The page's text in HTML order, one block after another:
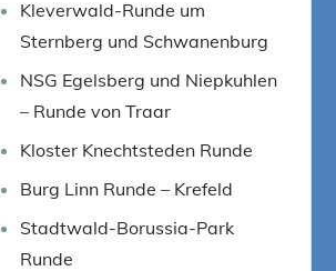
Kleverwald-Runde um
Sternberg und Schwanenburg
NSG Egelsberg und Niepkuhlen
– Runde von Traar
Kloster Knechtsteden Runde
Burg Linn Runde – Krefeld
Stadtwald-Borussia-Park
Runde